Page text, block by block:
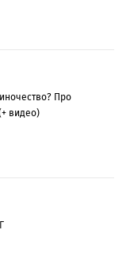
Про
видео)